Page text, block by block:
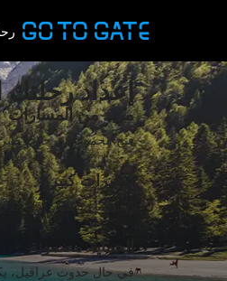
إعداد رحلتك
مزيد من المسارات
فتح مجموعات رحلات
توفيرات كبيرة
الاستمتاع بأسعار أقل
الحماية مضمونة
في حال حدوث عراقيل،